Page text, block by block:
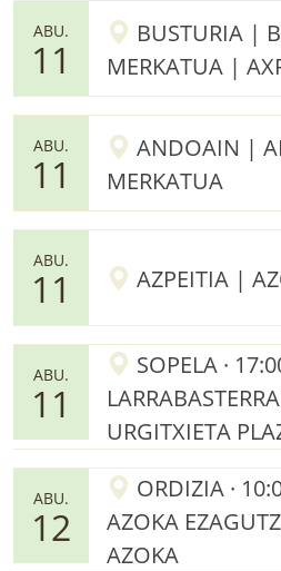
ABU.
11
BUSTURIA |
MERKATUA |
ABU.
11
ANDOAIN |
MERKATUA
ABU.
11 AZPEITIA |
ABU.
11
SOPELA ·
URGITXIETA
ABU.
12
ORDIZIA ·
AZOKA
AZOKA